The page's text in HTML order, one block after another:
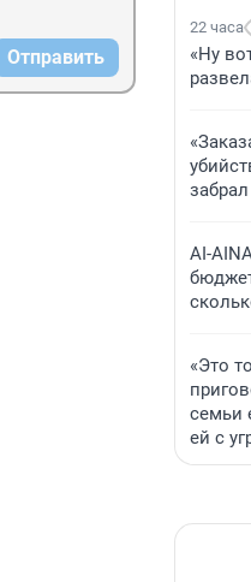
Отправить
22 часа
«Ну
AI-
«Это
семьи
ей с